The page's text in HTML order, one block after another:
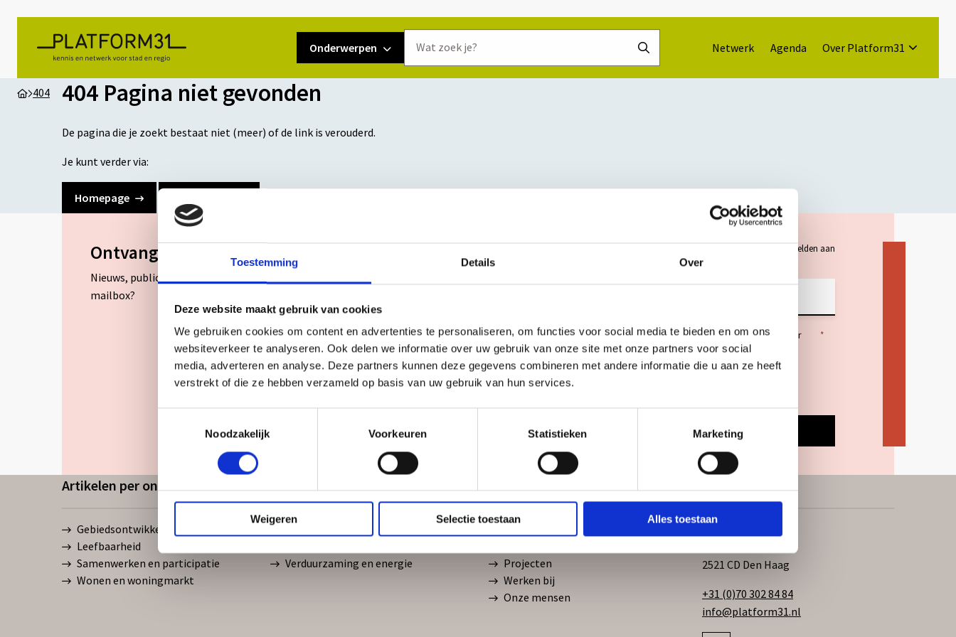
Toestemming Details Over
Deze website maakt gebruik van cookies
We gebruiken cookies om content en advertenties te personaliseren, om functies voor social media te bieden en om ons
websiteverkeer te analyseren. Ook delen we informatie over uw gebruik van onze site met onze partners voor social
media, adverteren en analyse. Deze partners kunnen deze gegevens combineren met andere informatie die u aan ze heeft
verstrekt of die ze hebben verzameld op basis van uw gebruik van hun services.
Noodzakelijk
Voorkeuren Statistieken Marketing
Weigeren Selectie toestaan Alles toestaan
Onderwerpen
Doorzoek
de
website
Netwerk Agenda Over Platform31
404 404 Pagina niet gevonden
De pagina die je zoekt bestaat niet (meer) of de link is verouderd.
Je kunt verder via:
Homepage
Ontvang nieuws van Platform31
Nieuws, publicaties en bijeenkomsten van Platform31 automatisch in jouw
mailbox?
" geeft vereiste velden aan
Toestemming
*
Ik wil de nieuwsbrief ontvangen (2x per
maand) en ga akkoord met de
statement.
*
Artikelen per onderwerp
Gebiedsontwikkeling
Leefbaarheid
Samenwerken en participatie
Verduurzaming en energie
Wonen en woningmarkt
Over Platform31
Projecten
Werken bij
Onze mensen
Contact
2521 CD Den Haag
+31 (0)70 302 84 84
info@platform31.nl